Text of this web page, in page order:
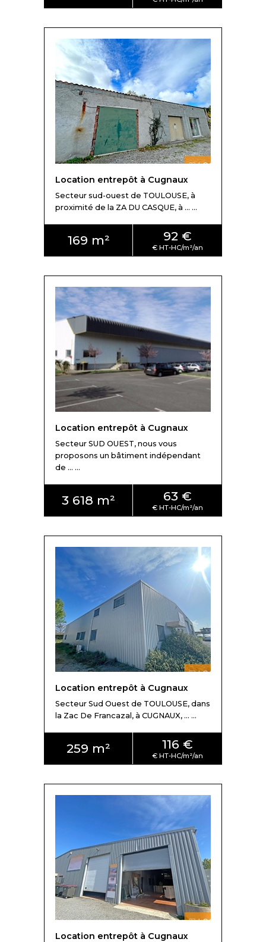
Location entrepôt à Cugnaux
Secteur sud-ouest de TOULOUSE, à
proximité de la ZA DU CASQUE, à ... ...
169 m² 92 €
Location entrepôt à Cugnaux
Secteur SUD OUEST, nous vous
proposons un bâtiment indépendant
de ... ...
3 618 m² 63 €
Location entrepôt à Cugnaux
Secteur Sud Ouest de TOULOUSE, dans
la Zac De Francazal, à CUGNAUX, ... ...
259 m² 116 €
Location entrepôt à Cugnaux